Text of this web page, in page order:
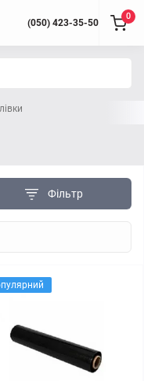
(050) 423-35-50
0
Фільтр